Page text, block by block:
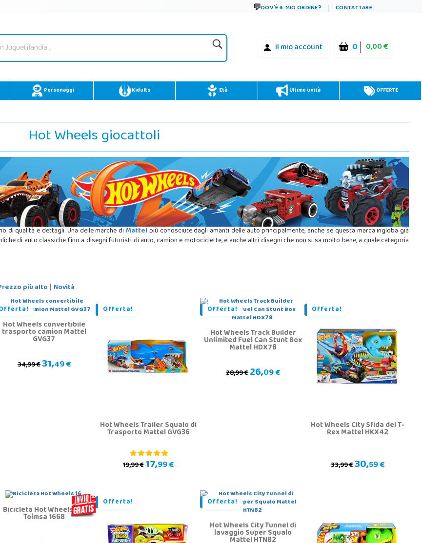
DOV´È IL MIO ORDINE? CONTATTARE
Il mio account 0 0,00 €
Personaggi Kidults Età Ultime unità OFFERTE
Hot Wheels giocattoli
di qualità e dettagli. Una delle marche diMattelpiù conosciute dagli amanti delle auto principalmente, anche se questa marca ingloba già
di auto classiche fino a disegni futuristi di auto, camion e motociclette, e anche altri disegni che non si sa molto bene, a quale categoria
più alto | Novità
Hot Wheels convertibile
trasporto camion Mattel
GVG37
34,99 €31,49 €
Offerta!
Hot Wheels Trailer Squalo di
Trasporto Mattel GVG36
19,99 €17,99 €
Offerta!
Hot Wheels Track Builder
Unlimited Fuel Can Stunt Box
Mattel HDX78
28,99 €26,09 €
Offerta!
Hot Wheels City Sfida del T-
Rex Mattel HKX42
33,99 €30,59 €
Bicicleta Hot Wheels 16"
Toimsa 1668
Offerta! Offerta!
Hot Wheels City Tunnel di
lavaggio Super Squalo